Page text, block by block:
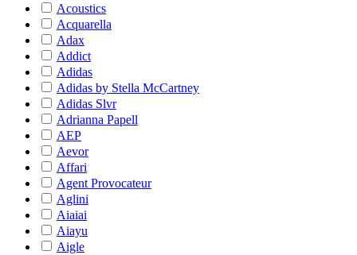
Acoustics
Acquarella
Adax
Addict
Adidas
Adidas by Stella McCartney
Adidas Slvr
Adrianna Papell
AEP
Aevor
Affari
Agent Provocateur
Aglini
Aiaiai
Aiayu
Aigle